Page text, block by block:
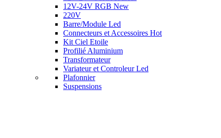
12V-24V RGB New
220V
Barre/Module Led
Connecteurs et Accessoires Hot
Kit Ciel Etoile
Profilié Aluminium
Transformateur
Variateur et Controleur Led
Plafonnier
Suspensions